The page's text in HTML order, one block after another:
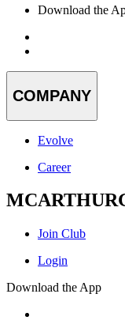
Download the
COMPANY
Evolve
Career
Join Club
Login
Download the App